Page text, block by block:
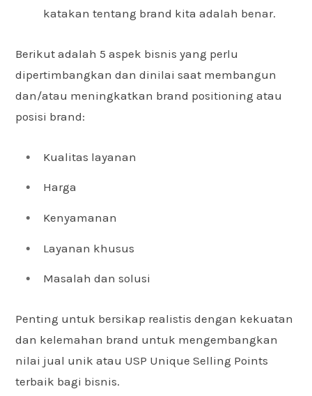
katakan tentang brand kita adalah benar.
Berikut adalah 5 aspek bisnis yang perlu
dipertimbangkan dan dinilai saat membangun
dan/atau meningkatkan brand positioning atau
posisi brand:
Kualitas layanan
Harga
Kenyamanan
Layanan khusus
Masalah dan solusi
Penting untuk bersikap realistis dengan kekuatan
dan kelemahan brand untuk mengembangkan
nilai jual unik atau USP Unique Selling Points
terbaik bagi bisnis.